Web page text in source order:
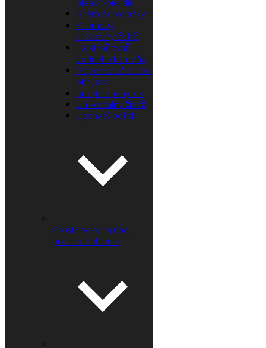
Krém na topánky
Krémový
abrazívny čistič
Odstraňovač
vodného kameňa
Papierové čistiace
obrúsky
Sprej na nábytok
Univerzálny čistič
Upchatý odtok
Prostriedky na riad,
pranie a žehlenie